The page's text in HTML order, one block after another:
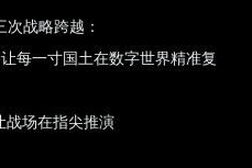
次战略跨越：
每一寸国土在数字世界精准复
战场在指尖推演